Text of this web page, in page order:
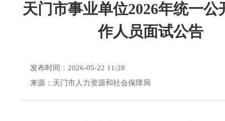
天门市事业单位2026年统一公
作人员面试公告
发布时间：2026-05-22 11:28
来源：天门市人力资源和社会保障局